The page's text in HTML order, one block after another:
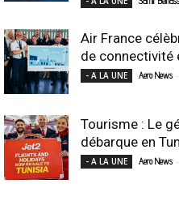
Air France
de connectivité
- A LA UNE Aero News -
Tourisme : Le
débarque en
- A LA UNE Aero News -